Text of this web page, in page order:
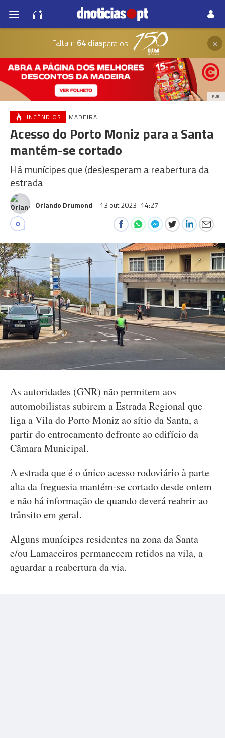
Faltam 64 diaspara os ×
PUB
INCÊNDIOS MADEIRA
Acesso do Porto Moniz para a Santa
mantém-se cortado
Há munícipes que (des)esperam a reabertura da
estrada
Orlando Drumond 13 out 2023 14:27
0
As autoridades (GNR) não permitem aos
automobilistas subirem a Estrada Regional que
liga a Vila do Porto Moniz ao sítio da Santa, a
partir do entrocamento defronte ao edifício da
Câmara Municipal.
A estrada que é o único acesso rodoviário à parte
alta da freguesia mantém-se cortado desde ontem
e não há informação de quando deverá reabrir ao
trânsito em geral.
Alguns munícipes residentes na zona da Santa
e/ou Lamaceiros permanecem retidos na vila, a
aguardar a reabertura da via.